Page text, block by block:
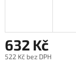
632 Kč
522 Kč bez DPH